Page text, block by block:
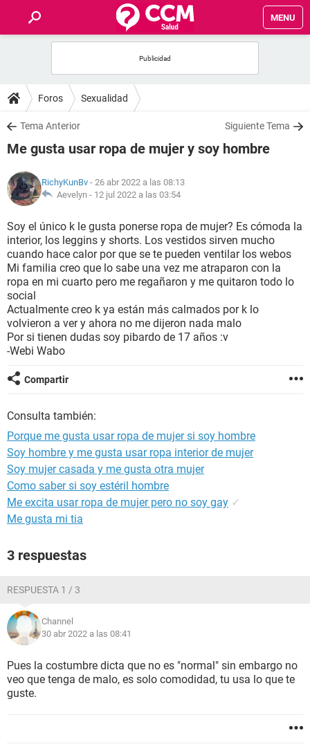
MENU
FOROS
SALUD
FAMILIA
NUTRICIÓN
BIENESTAR
SEXUALIDAD
GLOSARIO
Foros Sexualidad
Tema Anterior Siguiente Tema
Me gusta usar ropa de mujer y soy hombre
RichyKunBv - 26 abr 2022 a las 08:13
Aevelyn - 12 jul 2022 a las 03:54
Soy el único k le gusta ponerse ropa de mujer? Es cómoda la
interior, los leggins y shorts. Los vestidos sirven mucho
cuando hace calor por que se te pueden ventilar los webos
Mi familia creo que lo sabe una vez me atraparon con la
ropa en mi cuarto pero me regañaron y me quitaron todo lo
social
Actualmente creo k ya están más calmados por k lo
volvieron a ver y ahora no me dijeron nada malo
Por si tienen dudas soy pibardo de 17 años :v
-Webi Wabo
Compartir
Consulta también:
Porque me gusta usar ropa de mujer si soy hombre
Soy hombre y me gusta usar ropa interior de mujer
Soy mujer casada y me gusta otra mujer
Como saber si soy estéril hombre
Me excita usar ropa de mujer pero no soy gay ✓
Me gusta mi tia
3 respuestas
RESPUESTA 1 / 3
Channel
30 abr 2022 a las 08:41
Pues la costumbre dicta que no es "normal" sin embargo no
veo que tenga de malo, es solo comodidad, tu usa lo que te
guste.